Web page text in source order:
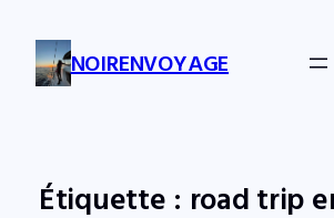
NOIRENVOYAGE
Étiquette : road trip